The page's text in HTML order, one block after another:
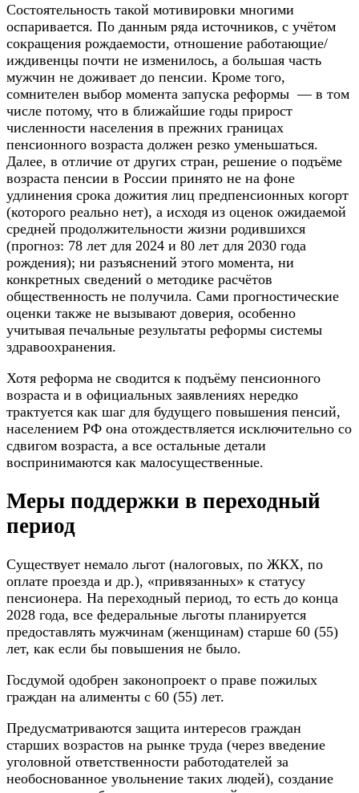
Состоятельность такой мотивировки многими
оспаривается. По данным ряда источников, с учётом
сокращения рождаемости, отношение работающие/
иждивенцы почти не изменилось, а большая часть
мужчин не доживает до пенсии. Кроме того,
сомнителен выбор момента запуска реформы — в том
числе потому, что в ближайшие годы прирост
численности населения в прежних границах
пенсионного возраста должен резко уменьшаться.
Далее, в отличие от других стран, решение о подъёме
возраста пенсии в России принято не на фоне
удлинения срока дожития лиц предпенсионных когорт
(которого реально нет), а исходя из оценок ожидаемой
средней продолжительности жизни родившихся
(прогноз: 78 лет для 2024 и 80 лет для 2030 года
рождения); ни разъяснений этого момента, ни
конкретных сведений о методике расчётов
общественность не получила. Сами прогностические
оценки также не вызывают доверия, особенно
учитывая печальные результаты реформы системы
здравоохранения.
Хотя реформа не сводится к подъёму пенсионного
возраста и в официальных заявлениях нередко
трактуется как шаг для будущего повышения пенсий,
населением РФ она отождествляется исключительно со
сдвигом возраста, а все остальные детали
воспринимаются как малосущественные.
Меры поддержки в переходный
период
Существует немало льгот (налоговых, по ЖКХ, по
оплате проезда и др.), «привязанных» к статусу
пенсионера. На переходный период, то есть до конца
2028 года, все федеральные льготы планируется
предоставлять мужчинам (женщинам) старше 60 (55)
лет, как если бы повышения не было.
Госдумой одобрен законопроект о праве пожилых
граждан на алименты с 60 (55) лет.
Предусматриваются защита интересов граждан
старших возрастов на рынке труда (через введение
уголовной ответственности работодателей за
необоснованное увольнение таких людей), создание